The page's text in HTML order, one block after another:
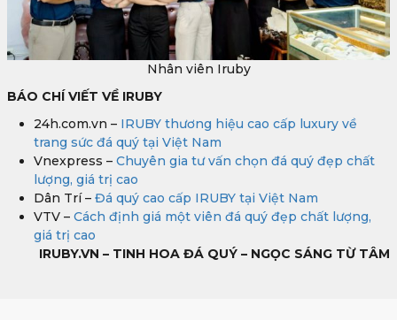
Nhân viên Iruby
BÁO CHÍ VIẾT VỀ IRUBY
24h.com.vn – IRUBY thương hiệu cao cấp luxury về
trang sức đá quý tại Việt Nam
Vnexpress – Chuyên gia tư vấn chọn đá quý đẹp chất
lượng, giá trị cao
Dân Trí – Đá quý cao cấp IRUBY tại Việt Nam
VTV – Cách định giá một viên đá quý đẹp chất lượng,
giá trị cao
IRUBY.VN – TINH HOA ĐÁ QUÝ – NGỌC SÁNG TỪ TÂM